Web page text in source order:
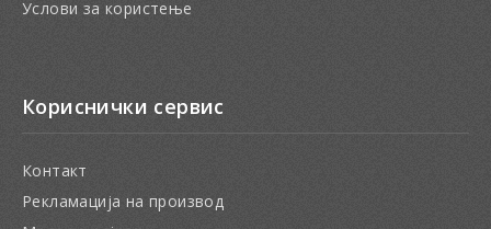
Услови за користење
Кориснички сервис
Контакт
Рекламација на производ